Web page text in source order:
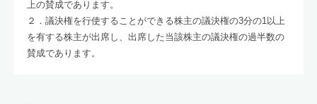
上の賛成であります。
２．議決権を行使することができる株主の議決権の3分の1以上
を有する株主が出席し、出席した当該株主の議決権の過半数の
賛成であります。